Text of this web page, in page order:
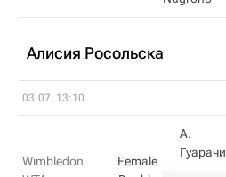
Алисия Росольска
03.07, 13:10
Wimbledon
Female
А.
Гуарачи